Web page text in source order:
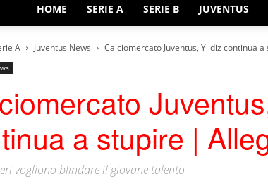
HOME SERIE A SERIE B JUVENTUS
A Juventus News Calciomercato Juventus, Yildiz continua
a stupire |
vogliono blindare il giovane talento